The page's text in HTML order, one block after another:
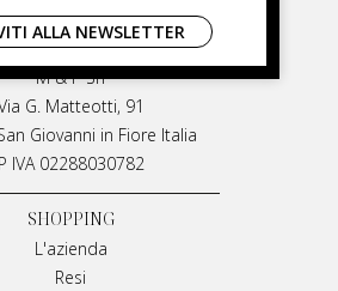
MIRARCHI
M & P Srl
G. Matteotti, 91
Giovanni in Fiore Italia
P IVA 02288030782
SHOPPING
L'azienda
Resi
ALLA NEWSLETTER